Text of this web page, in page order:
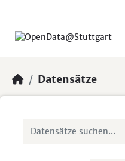
Datensätze